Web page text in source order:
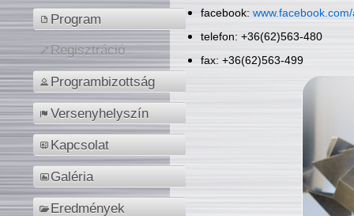
Program
Regisztráció
Programbizottság
Versenyhelyszín
Kapcsolat
Galéria
Eredmények
facebook:
telefon: +36(62)563-480
fax: +36(62)563-499